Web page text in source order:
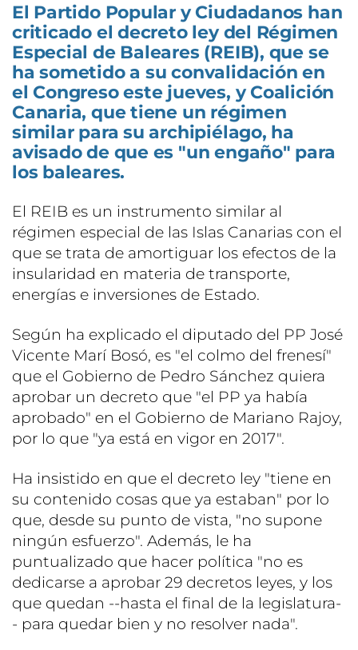
El Partido Popular y Ciudadanos han
criticado el decreto ley del Régimen
Especial de Baleares (REIB), que se
ha sometido a su convalidación en
el Congreso este jueves, y Coalición
Canaria, que tiene un régimen
similar para su archipiélago, ha
avisado de que es "un engaño" para
los baleares.
El REIB es un instrumento similar al
régimen especial de las Islas Canarias con el
que se trata de amortiguar los efectos de la
insularidad en materia de transporte,
energías e inversiones de Estado.
Según ha explicado el diputado del PP José
Vicente Marí Bosó, es "el colmo del frenesí"
que el Gobierno de Pedro Sánchez quiera
aprobar un decreto que "el PP ya había
aprobado" en el Gobierno de Mariano Rajoy,
por lo que "ya está en vigor en 2017".
Ha insistido en que el decreto ley "tiene en
su contenido cosas que ya estaban" por lo
que, desde su punto de vista, "no supone
ningún esfuerzo". Además, le ha
puntualizado que hacer política "no es
dedicarse a aprobar 29 decretos leyes, y los
que quedan --hasta el final de la legislatura-
- para quedar bien y no resolver nada".